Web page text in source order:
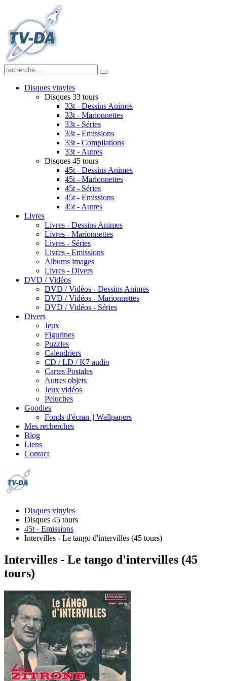
Disques vinyles
Disques 33 tours
33t - Dessins Animes
33t - Marionnettes
33t - Séries
33t - Emissions
33t - Compilations
33t - Autres
Disques 45 tours
45t - Dessins Animes
45t - Marionnettes
45t - Séries
45t - Emissions
45t - Autres
Livres
Livres - Dessins Animes
Livres - Marionnettes
Livres - Séries
Livres - Emissions
Albums images
Livres - Divers
DVD / Vidéos
DVD / Vidéos - Dessins Animes
DVD / Vidéos - Marionnettes
DVD / Vidéos - Séries
Divers
Jeux
Figurines
Puzzles
Calendriers
CD / LD / K7 audio
Cartes Postales
Autres objets
Jeux vidéos
Peluches
Goodies
Fonds d'écran || Wallpapers
Mes recherches
Blog
Liens
Contact
Disques vinyles
Disques 45 tours
45t - Emissions
Intervilles - Le tango d'intervilles (45 tours)
Intervilles - Le tango d'intervilles (45
tours)